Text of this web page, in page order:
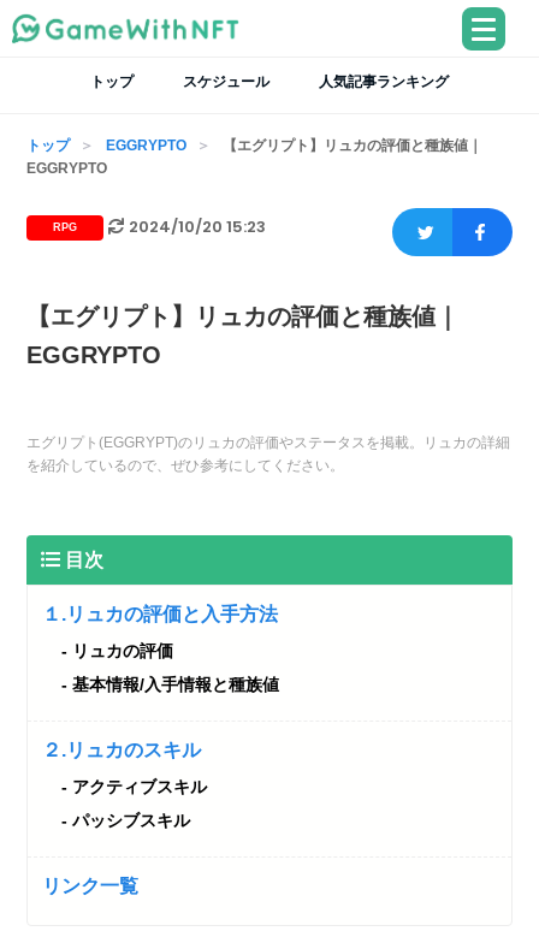
トップ スケジュール 人気記事ランキング
トップ EGGRYPTO
【エグリプト】リュカの評価と種族値｜
EGGRYPTO
RPG 2024/10/20 15:23
【エグリプト】リュカの評価と種族値｜
EGGRYPTO
エグリプト(EGGRYPT)のリュカの評価やステータスを掲載。リュカの詳細
を紹介しているので、ぜひ参考にしてください。
目次
１.リュカの評価と入手方法
リュカの評価
基本情報/入手情報と種族値
２.リュカのスキル
アクティブスキル
パッシブスキル
リンク一覧